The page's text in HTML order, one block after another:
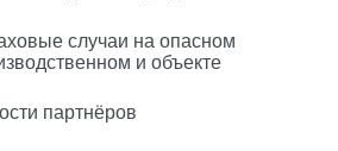
случаи на опасном
и объекте
партнёров